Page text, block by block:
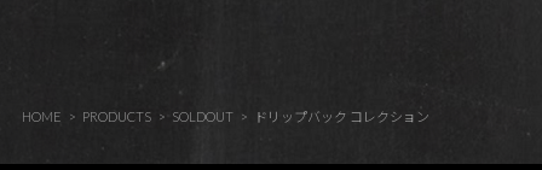
HOME PRODUCTS SOLDOUT ドリップバック コレクション